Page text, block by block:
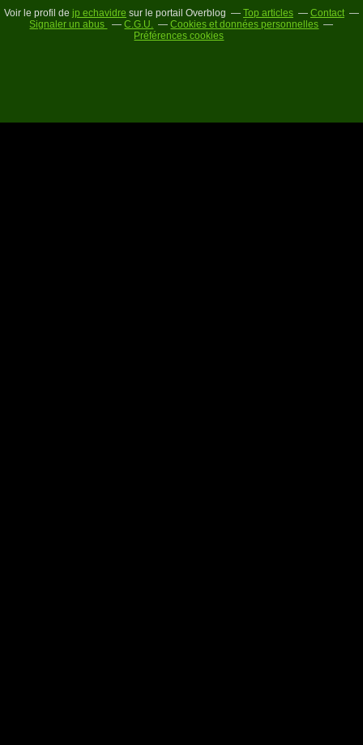
Voir le profil de jp echavidre sur le portail Overblog Top articles
Contact
Signaler un abus
C.G.U.
Cookies et données personnelles
Préférences cookies